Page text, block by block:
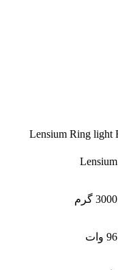
Lensium
3000 گرم
96 وات